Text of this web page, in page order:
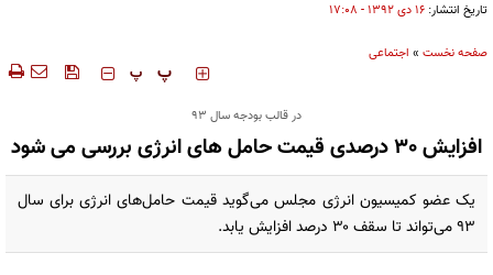
تاریخ انتشار: ۱۶ دی ۱۳۹۲ - ۱۷:۰۸
صفحه نخست » اجتماعی
‍‍‍ پ پ
در قالب بودجه سال ٩٣
افزایش ٣٠ درصدی قیمت حامل های انرژی بررسی می شود
یک عضو کمیسیون انرژی مجلس می‌گوید قیمت حامل‌های انرژی برای سال
۹۳ می‌تواند تا سقف ۳۰ درصد افزایش یابد.